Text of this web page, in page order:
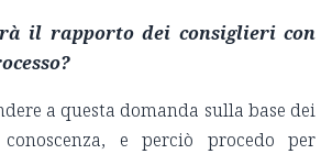
il rapporto dei consiglieri con
a questa domanda sulla base dei
e perciò procedo per